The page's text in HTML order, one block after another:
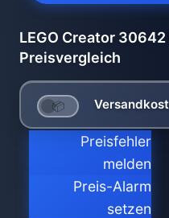
LEGO Creator
Preisvergleich
Preisfehler
melden
Preis-Alarm
setzen